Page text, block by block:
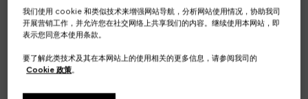
专卖店查询
国家/地区, 城市
我们使用 cookie 和类似技术来增强网站导航，分析网站使用情况，协助我司
开展营销工作，并允许您在社交网络上共享我们的内容。继续使用本网站，即
表示您同意本使用条款。
要了解此类技术及其在本网站上的使用相关的更多信息，请参阅我司的
Cookie 政策。